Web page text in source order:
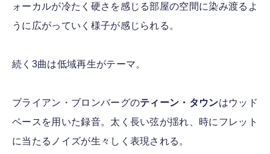
ォーカルが冷たく硬さを感じる部屋の空間に染み渡るよ
うに広がっていく様子が感じられる。
続く3曲は低域再生がテーマ。
ブライアン・ブロンバーグのティーン・タウンはウッド
ベースを用いた録音。太く長い弦が揺れ、時にフレット
に当たるノイズが生々しく表現される。